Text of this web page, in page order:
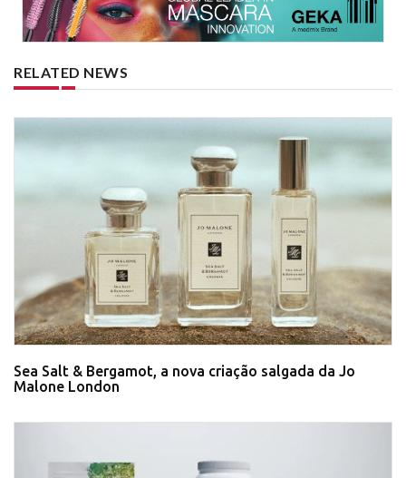
RELATED NEWS
Sea Salt & Bergamot, a nova criação salgada da Jo
Malone London